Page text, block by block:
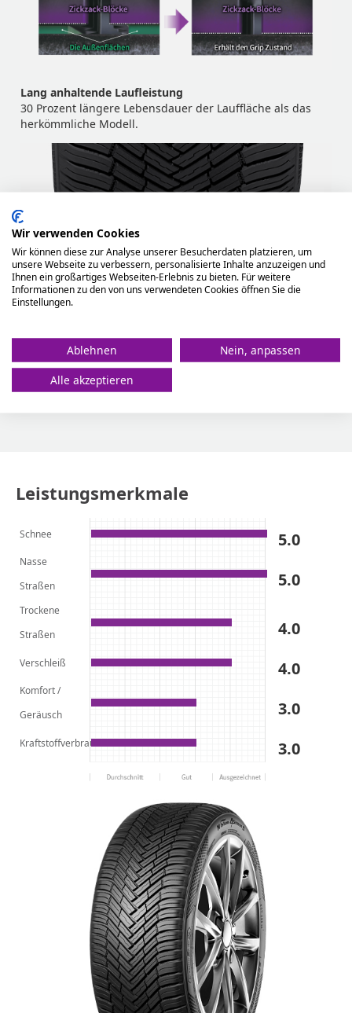
Lang anhaltende Laufleistung
30 Prozent längere Lebensdauer der Lauffläche als das
herkömmliche Modell.
Leistungsmerkmale
Schnee 5.0
Nasse
Straßen
5.0
Trockene
Straßen
4.0
Verschleiß 4.0
Komfort /
Geräusch
3.0
Kraftstoffverbrauch 3.0
Wir verwenden Cookies
Wir können diese zur Analyse unserer Besucherdaten platzieren, um
unsere Webseite zu verbessern, personalisierte Inhalte anzuzeigen und
Ihnen ein großartiges Webseiten-Erlebnis zu bieten. Für weitere
Informationen zu den von uns verwendeten Cookies öffnen Sie die
Einstellungen.
Ablehnen
Nein, anpassen
Alle akzeptieren